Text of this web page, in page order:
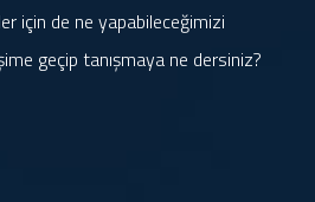
için de ne yapabileceğimizi
geçip tanışmaya ne dersiniz?